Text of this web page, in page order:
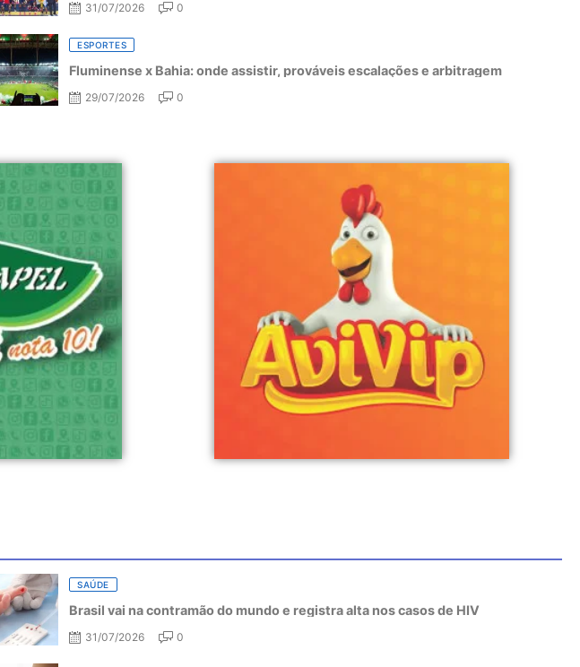
31/07/2026 0
ESPORTES
Fluminense x Bahia: onde assistir, prováveis escalações e arbitragem
29/07/2026 0
SAÚDE
Brasil vai na contramão do mundo e registra alta nos casos de HIV
31/07/2026 0